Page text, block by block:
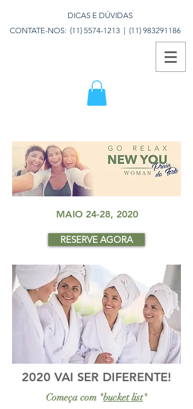
DICAS E DÚVIDAS
CONTATE-NOS: (11) 5574-1213 (11) 983291186
RESERVE AGORA
2020 VAI SER DIFERENTE!
Começa com "bucket list"
MAIO 24-28, 2020